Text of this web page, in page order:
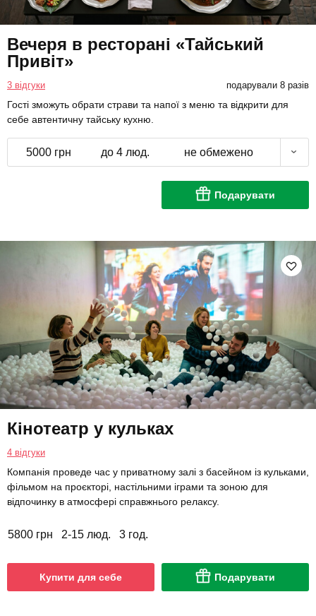
Вечеря в ресторані «Тайський
Привіт»
3 відгуки подарували 8 разів
Гості зможуть обрати страви та напої з меню та відкрити для
себе автентичну тайську кухню.
5000 грн до 4 люд. не обмежено
Подарувати
Кінотеатр у кульках
4 відгуки
Компанія проведе час у приватному залі з басейном із кульками,
фільмом на проєкторі, настільними іграми та зоною для
відпочинку в атмосфері справжнього релаксу.
5800 грн 2-15 люд. 3 год.
Купити для себе Подарувати